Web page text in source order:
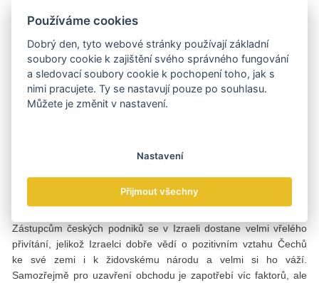
úrovni. To neplatí jen pro Česko, ale pro každou
industrializovanou a moderní zemi.
Českou republiku, jednu z prvních zemí, v nichž vyšel
překlad vaší knihy, jste navštívil již několikrát. Jak hodnotíte
příležitosti izraelských firem v Česku? A co je naopak
podstatné nejen pro české firmy, aby uspěly na tamním
Izrael vytváří něco, co má velkou hodnotu pro každý stát, takže
ať už přímo nebo prostřednictvím prodeje výrobků, jejichž části
Zástupcům českých podniků se v Izraeli dostane velmi vřelého
přivítání, jelikož Izraelci dobře vědí o pozitivním vztahu Čechů
ke své zemi i k židovskému národu a velmi si ho váží.
Samozřejmě pro uzavření obchodu je zapotřebí víc faktorů, ale
Používáme cookies
Dobrý den, tyto webové stránky používají základní
soubory cookie k zajištění svého správného fungování
a sledovací soubory cookie k pochopení toho, jak s
nimi pracujete. Ty se nastavují pouze po souhlasu.
Můžete je změnit v nastavení.
Nastavení
Přijmout všechny